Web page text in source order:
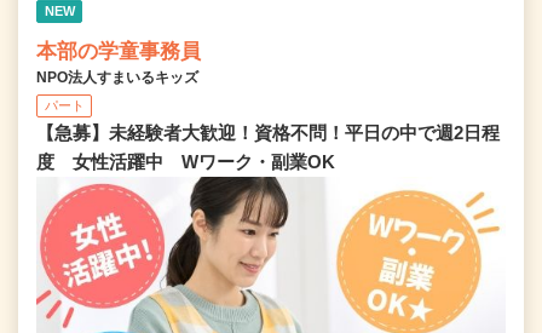
NEW
本部の学童事務員
NPO法人すまいるキッズ
パート
【急募】未経験者大歓迎！資格不問！平日の中で週2日程
度 女性活躍中 Wワーク・副業OK